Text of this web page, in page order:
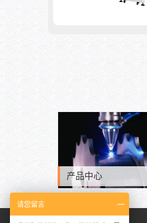
产品中心
请您留言